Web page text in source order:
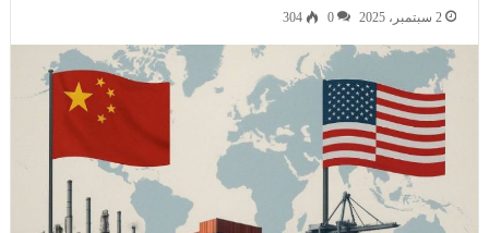
2 سبتمبر، 2025 0
304